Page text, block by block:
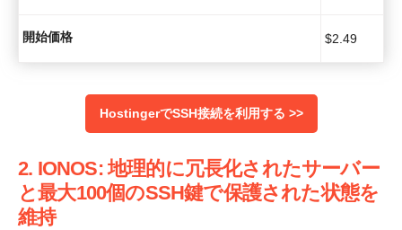
開始価格 $2.49
HostingerでSSH接続を利用する >>
2. IONOS: 地理的に冗長化されたサーバー
と最大100個のSSH鍵で保護された状態を
維持